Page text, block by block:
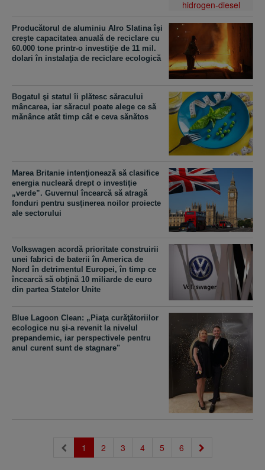
Producătorul de aluminiu Alro Slatina îşi
creşte capacitatea anuală de reciclare cu
60.000 tone printr-o investiţie de 11 mil.
dolari în instalaţia de reciclare ecologică
Bogatul şi statul îi plătesc săracului
mâncarea, iar săracul poate alege ce să
mănânce atât timp cât e ceva sănătos
Marea Britanie intenţionează să clasifice
energia nucleară drept o investiţie
„verde”. Guvernul încearcă să atragă
fonduri pentru susţinerea noilor proiecte
ale sectorului
Volkswagen acordă prioritate construirii
unei fabrici de baterii în America de
Nord în detrimentul Europei, în timp ce
încearcă să obţină 10 miliarde de euro
din partea Statelor Unite
Blue Lagoon Clean: „Piaţa curăţătoriilor
ecologice nu şi-a revenit la nivelul
prepandemic, iar perspectivele pentru
anul curent sunt de stagnare"
1 (current)
2 3 4 5 6